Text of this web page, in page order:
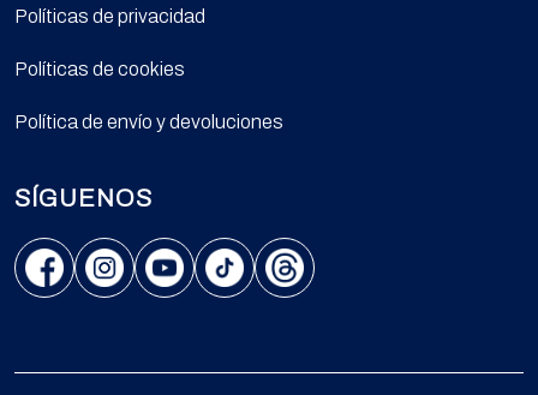
Políticas de privacidad
Políticas de cookies
Política de envío y devoluciones
SÍGUENOS